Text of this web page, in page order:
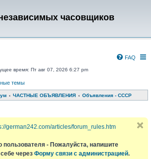
часовщиков
FAQ
время: Пт авг 07, 2026 6:27 pm
темы
ЧАСТНЫЕ ОБЪЯВЛЕНИЯ Объявления - СССР
german242.com/articles/forum_rules.htm
пользователя - Пожалуйста, напишите
через Форму связи с администрацией.